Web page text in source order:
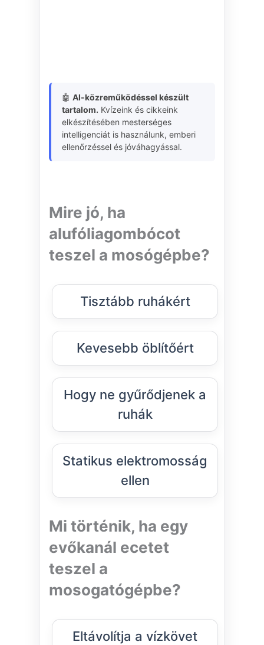
🤖 AI-közreműködéssel készült
tartalom. Kvízeink és cikkeink
elkészítésében mesterséges
intelligenciát is használunk, emberi
ellenőrzéssel és jóváhagyással.
Mire jó, ha
alufóliagombócot
teszel a mosógépbe?
Tisztább ruhákért
Kevesebb öblítőért
Hogy ne gyűrődjenek a
ruhák
Statikus elektromosság
ellen
Mi történik, ha egy
evőkanál ecetet
teszel a
mosogatógépbe?
Eltávolítja a vízkövet